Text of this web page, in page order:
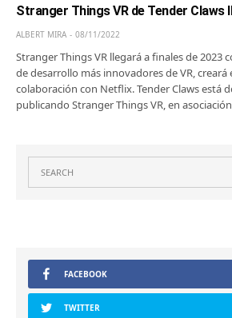
Stranger Things VR de Tender Claws
ALBERT MIRA 08/11/2022
Stranger Things VR llegará a finales de 2023
de desarrollo más innovadores de VR, creará
colaboración con Netflix. Tender Claws está
publicando Stranger Things VR, en
FACEBOOK
TWITTER